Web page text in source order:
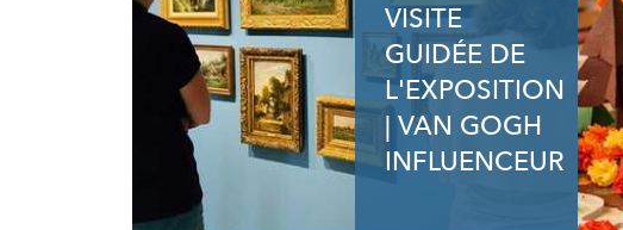
VISITE
GUIDÉE DE
L'EXPOSITION
| VAN GOGH
INFLUENCEUR